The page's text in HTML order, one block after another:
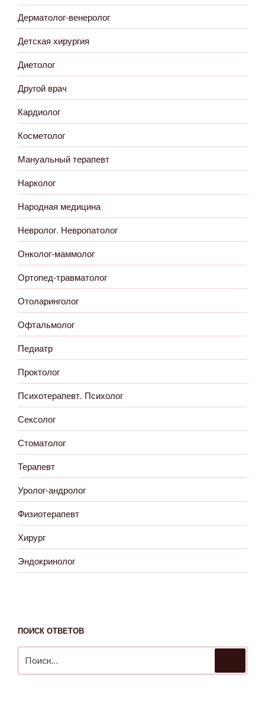
Дерматолог-венеролог
Детская хирургия
Диетолог
Другой врач
Кардиолог
Косметолог
Мануальный терапевт
Нарколог
Народная медицина
Невролог. Невропатолог
Онколог-маммолог
Ортопед-травматолог
Отоларинголог
Офтальмолог
Педиатр
Проктолог
Психотерапевт. Психолог
Сексолог
Стоматолог
Терапевт
Уролог-андролог
Физиотерапевт
Хирург
Эндокринолог
ПОИСК ОТВЕТОВ